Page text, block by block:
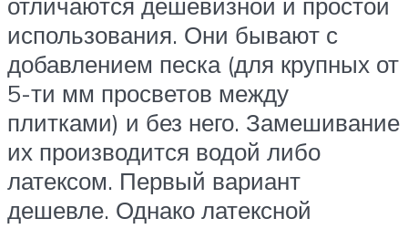
отличаются дешевизной и простой
использования. Они бывают с
добавлением песка (для крупных от
5-ти мм просветов между
плитками) и без него. Замешивание
их производится водой либо
латексом. Первый вариант
дешевле. Однако латексной